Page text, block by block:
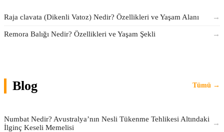
Raja clavata (Dikenli Vatoz) Nedir? Özellikleri ve Yaşam Alanı →
Remora Balığı Nedir? Özellikleri ve Yaşam Şekli →
Blog Tümü →
Numbat Nedir? Avustralya’nın Nesli Tükenme Tehlikesi Altındaki
İlginç Keseli Memelisi
→